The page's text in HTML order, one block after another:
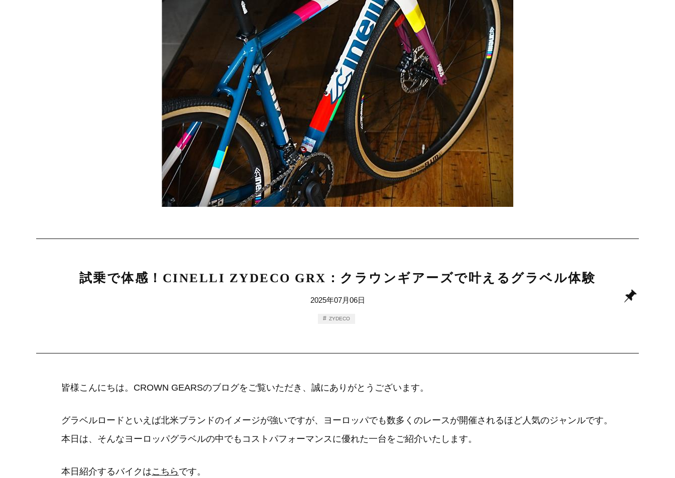
試乗で体感！CINELLI ZYDECO GRX：クラウンギアーズで叶えるグラベル体験
2025年07月06日
ZYDECO
皆様こんにちは。CROWN GEARSのブログをご覧いただき、誠にありがとうございます。
グラベルロードといえば北米ブランドのイメージが強いですが、ヨーロッパでも数多くのレースが開催されるほど人気のジャンルです。
本日は、そんなヨーロッパグラベルの中でもコストパフォーマンスに優れた一台をご紹介いたします。
本日紹介するバイクはこちら です。